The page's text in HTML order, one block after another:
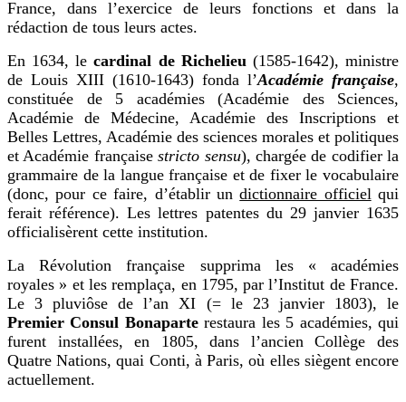
France, dans l’exercice de leurs fonctions et dans la
rédaction de tous leurs actes.
En 1634, lecardinal de Richelieu (1585-1642), ministre
de Louis XIII (1610-1643) fonda l’Académie française,
constituée de 5 académies (Académie des Sciences,
Académie de Médecine, Académie des Inscriptions et
Belles Lettres, Académie des sciences morales et politiques
et Académie françaisestricto sensu), chargée de codifier la
grammaire de la langue française et de fixer le vocabulaire
(donc, pour ce faire, d’établir undictionnaire officiel qui
ferait référence). Les lettres patentes du 29 janvier 1635
officialisèrent cette institution.
La Révolution française supprima les « académies
royales » et les remplaça, en 1795, par l’Institut de France.
Le 3 pluviôse de l’an XI (= le 23 janvier 1803), le
Premier Consul Bonaparterestaura les 5 académies, qui
furent installées, en 1805, dans l’ancien Collège des
Quatre Nations, quai Conti, à Paris, où elles siègent encore
actuellement.